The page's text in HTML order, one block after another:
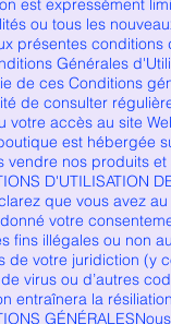
est expressément
ou tous les
présentes
Générales
de ces Conditions
de consulter
votre accès au site
est hébergée
vendre nos produits et
D'UTILISATION
que vous avez
votre
fins illégales ou non
de votre juridiction (y
virus ou d’autres
entraînera la